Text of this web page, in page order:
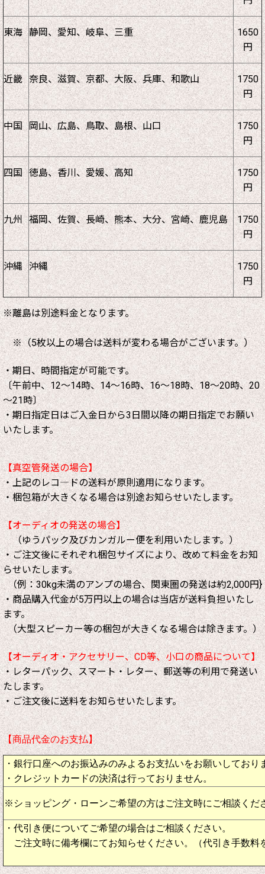
東海 静岡、愛知、岐阜、三重
1650
円
近畿 奈良、滋賀、京都、大阪、兵庫、和歌山
1750
円
中国 岡山、広島、鳥取、島根、山口
1750
円
四国 徳島、香川、愛媛、高知
1750
円
九州 福岡、佐賀、長崎、熊本、大分、宮崎、鹿児島
1750
円
沖縄 沖縄
1750
円
※離島は別途料金となります。
※（5枚以上の場合は送料が変わる場合がございます。）
・期日、時間指定が可能です。
〔午前中、12～14時、14～16時、16～18時、18～20時、20
～21時〕
・期日指定日はご入金日から3日間以降の期日指定でお願い
いたします。
【真空管発送の場合】
・上記のレコ―ドの送料が原則適用になります。
・梱包箱が大きくなる場合は別途お知らせいたします。
【オーディオの発送の場合】
（ゆうパック及びカンガルー便を利用いたします。）
・ご注文後にそれぞれ梱包サイズにより、改めて料金をお知
らせいたします。
（例：30kg未満のアンプの場合、関東圏の発送は約2,000円}
・商品購入代金が5万円以上の場合は当店が送料負担いたし
ます。
（大型スピーカー等の梱包が大きくなる場合は除きます。）
【オーディオ・アクセサリー、CD等、小口の商品について】
・レターパック、スマート・レター、郵送等の利用で発送い
たします。
・ご注文後に送料をお知らせいたします。
【商品代金のお支払】
・銀行口座へのお振込みのみよるお支払いをお願いしており
・クレジットカードの決済は行っておりません。
※ショッピング・ローンご希望の方はご注文時にご相談くだ
・代引き便についてご希望の場合はご相談ください。
ご注文時に備考欄にてお知らせください。（代引き手数料